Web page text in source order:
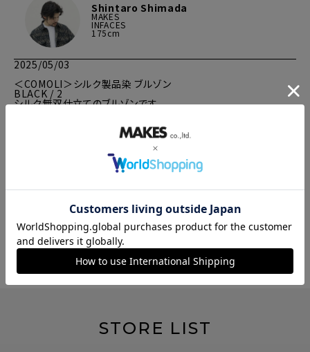
Shintaro Shimada
MAKES
INFACES
175cm
2025/05/03
＜COMOLI＞シルク製品染 ブルゾン
BLACK / 2
シルク無双仕立てのブルゾンです。
＜SOPHNET.＞SUMMER WOOL CHECK SHIRT
上質なサマーウールを使用したシンプルなチェックシャツ。
ウール糸を高混率で使用しながらも、ポリエステルを交織するこ
CHECKED ITEM
STORE LIST